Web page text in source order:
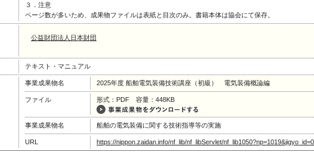
３．注意
ページ数が多いため、成果物ファイルは表紙と目次のみ。書籍本体は協会にて保存。
公益財団法人日本財団
テキスト・マニュアル
事業成果物名 2025年度 船舶電気装備技術講座（初級） 電気装備概論編
ファイル 形式：PDF 容量：448KB
事業成果物名 船舶の電気装備に関する技術指導等の実施
URL https://nippon.zaidan.info/nf_lib/nf_libServlet/